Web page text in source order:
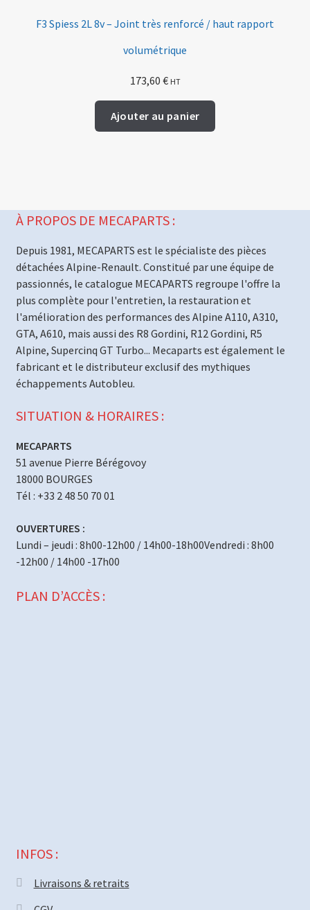
F3 Spiess 2L 8v – Joint très renforcé / haut rapport
volumétrique
173,60 € HT
Ajouter au panier
À PROPOS DE MECAPARTS :
Depuis 1981, MECAPARTS est le spécialiste des pièces
détachées Alpine-Renault. Constitué par une équipe de
passionnés, le catalogue MECAPARTS regroupe l'offre la
plus complète pour l'entretien, la restauration et
l'amélioration des performances des Alpine A110, A310,
GTA, A610, mais aussi des R8 Gordini, R12 Gordini, R5
Alpine, Supercinq GT Turbo... Mecaparts est également le
fabricant et le distributeur exclusif des mythiques
échappements Autobleu.
SITUATION & HORAIRES :
MECAPARTS
51 avenue Pierre Bérégovoy
18000 BOURGES
Tél : +33 2 48 50 70 01
OUVERTURES :
Lundi – jeudi : 8h00-12h00 / 14h00-18h00Vendredi : 8h00
-12h00 / 14h00 -17h00
PLAN D’ACCÈS :
INFOS :
Livraisons & retraits